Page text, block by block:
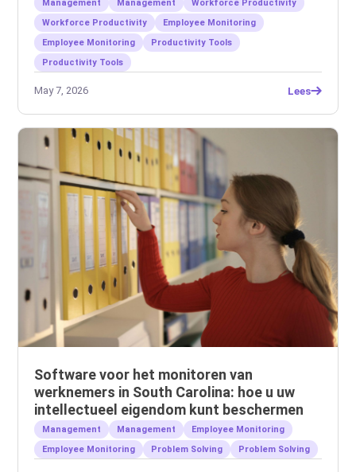
Management Management
Workforce Productivity
Workforce Productivity
Employee Monitoring
Employee Monitoring
Productivity Tools
Productivity Tools
May 7, 2026 Lees
Software voor het monitoren van
werknemers in South Carolina: hoe u uw
intellectueel eigendom kunt beschermen
Management Management
Employee Monitoring
Employee Monitoring
Problem Solving Problem Solving